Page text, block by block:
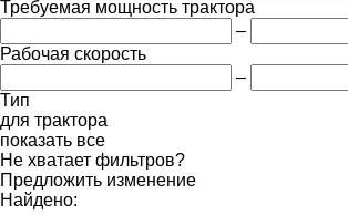
Требуемая мощность трактора
–
Рабочая скорость
–
Тип
для трактора
показать все
Не хватает фильтров?
Предложить изменение
Найдено: